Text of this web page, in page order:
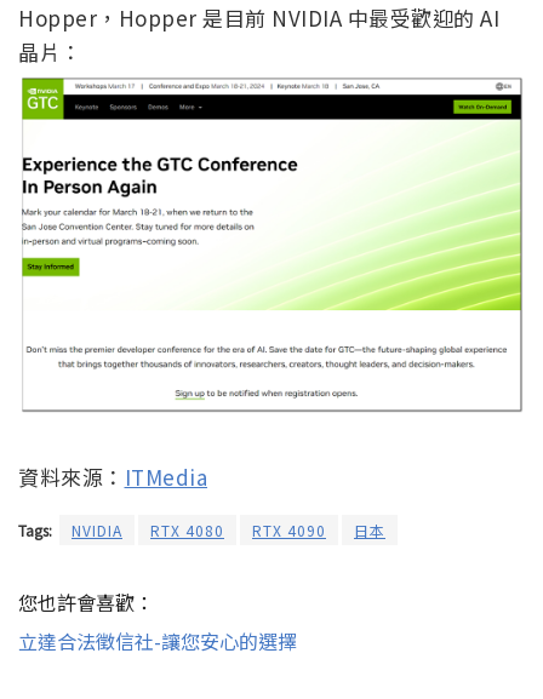
Hopper，Hopper 是目前 NVIDIA 中最受歡迎的 AI
晶片：
資料來源： ITMedia
Tags: NVIDIA RTX 4080 RTX 4090 日本
您也許會喜歡：
立達合法徵信社-讓您安心的選擇